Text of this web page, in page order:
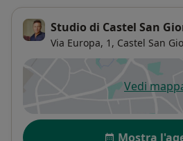
Studio di Castel San
Via Europa, 1, Castel San
Vedi si
Disponibilità
Mostra